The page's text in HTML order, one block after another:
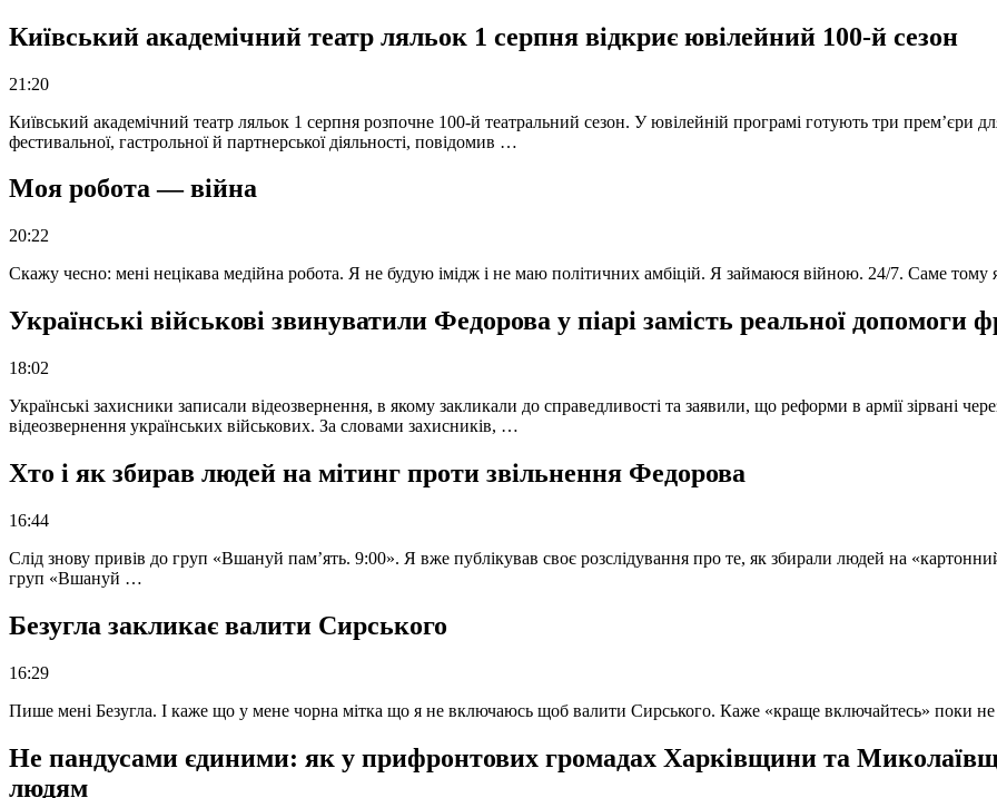
Київський академічний театр ляльок 1 серпня відкриє ювілейний 100-й сезон
21:20
Київський академічний театр ляльок 1 серпня розпочне 100-й театральний сезон. У ювілейній програмі готують три прем’єри
фестивальної, гастрольної й партнерської діяльності, повідомив …
Моя робота — війна
20:22
Скажу чесно: мені нецікава медійна робота. Я не будую імідж і не маю політичних амбіцій. Я займаюся війною. 24/7. Саме
Українські військові звинуватили Федорова у піарі замість реальної допомоги
18:02
Українські захисники записали відеозвернення, в якому закликали до справедливості та заявили, що реформи в армії зірвані
відеозвернення українських військових. За словами захисників, …
Хто і як збирав людей на мітинг проти звільнення Федорова
16:44
Слід знову привів до груп «Вшануй пам’ять. 9:00». Я вже публікував своє розслідування про те, як збирали людей на
груп «Вшануй …
Безугла закликає валити Сирського
16:29
Пише мені Безугла. І каже що у мене чорна мітка що я не включаюсь щоб валити Сирського. Каже «краще включайтесь» поки
Не пандусами єдиними: як у прифронтових громадах Харківщини та
людям